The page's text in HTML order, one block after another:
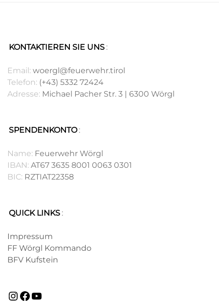
KONTAKTIEREN SIE UNS :
Email: woergl@feuerwehr.tirol
Telefon: (+43) 5332 72424
Adresse: Michael Pacher Str. 3 | 6300 Wörgl
SPENDENKONTO :
Name: Feuerwehr Wörgl
IBAN: AT67 3635 8001 0063 0301
BIC: RZTIAT22358
QUICK LINKS :
Impressum
FF Wörgl Kommando
BFV Kufstein